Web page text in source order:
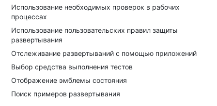
Использование необходимых проверок в рабочих
процессах
Использование пользовательских правил защиты
развертывания
Отслеживание развертываний с помощью приложений
Выбор средства выполнения тестов
Отображение эмблемы состояния
Поиск примеров развертывания